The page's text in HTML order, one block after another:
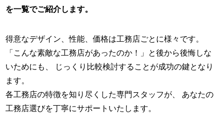
を一覧でご紹介します。
得意なデザイン、性能、価格は工務店ごとに様々です。
「こんな素敵な工務店があったのか！」と後から後悔しな
いためにも、
じっくり比較検討することが成功の鍵となり
ます。
各工務店の特徴を知り尽くした専門スタッフが、
あなたの
工務店選びを丁寧にサポートいたします。